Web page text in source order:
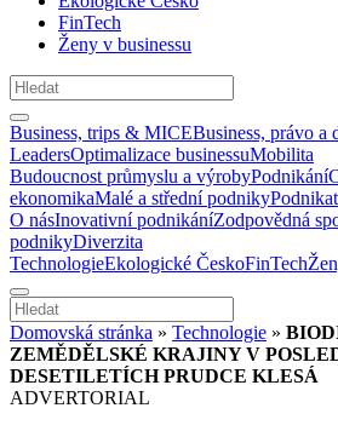
FinTech
Ženy v businessu
Business, trips & MICEBusiness, právo a
LeadersOptimalizace businessuMobilita
Budoucnost průmyslu a výrobyPodnikání
ekonomikaMalé a střední podniky
O násInovativní podnikáníZodpovědná
podnikyDiverzita
TechnologieEkologické ČeskoFinTech
Domovská stránka » Technologie »
ZEMĚDĚLSKÉ KRAJINY V
DESETILETÍCH PRUDCE KLESÁ
ADVERTORIAL